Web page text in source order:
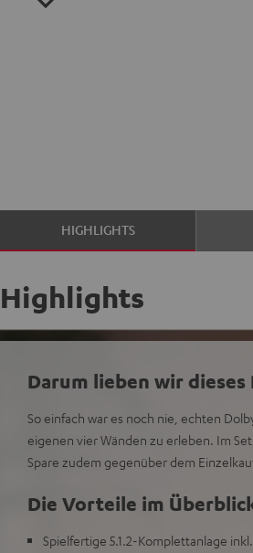
HIGHLIGHTS
Highlights
Darum lieben wir
So einfach war es noch nie, echten
eigenen vier Wänden zu erleben. Im
Spare zudem gegenüber dem
Die Vorteile im
Spielfertige 5.1.2-Komplettanlage